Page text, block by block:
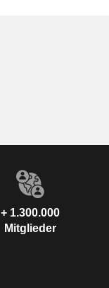
+ 1.300.000
Mitglieder